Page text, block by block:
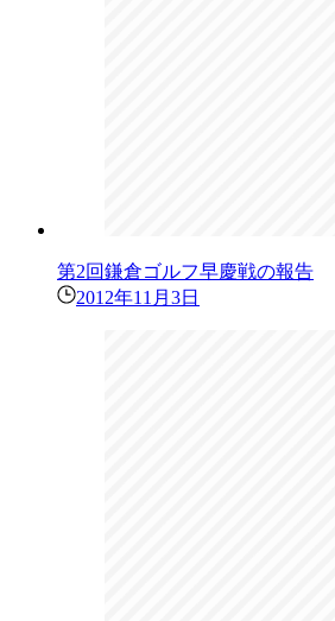
第2回鎌倉ゴルフ早慶戦の報告
2012年11月3日